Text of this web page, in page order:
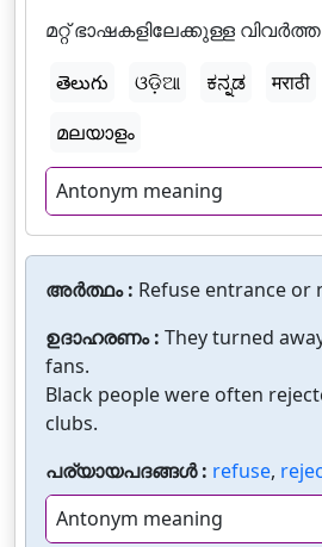
മറ്റ് ഭാഷകളിലേക്കുള്ള
తెలుగు
ଓଡ଼ିଆ ಕನ್ನಡ मराठी
മലയാളം
Antonym meaning
അർത്ഥം : Refuse entrance or
ഉദാഹരണം : They turned
fans.
Black people were often
clubs.
പര്യായപദങ്ങൾ : refuse,
Antonym meaning